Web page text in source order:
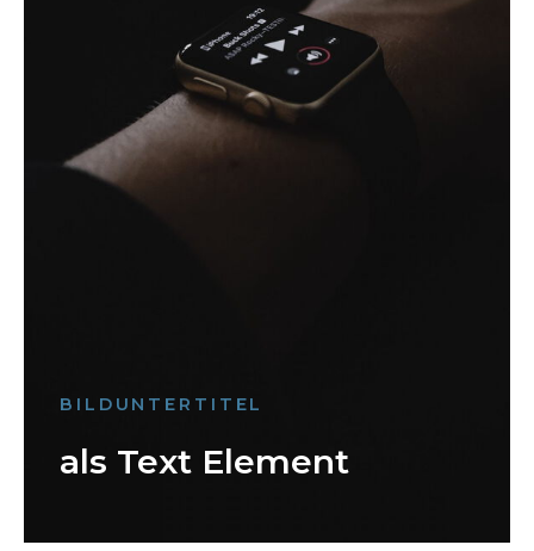
BILDUNTERTITEL
als Text Element